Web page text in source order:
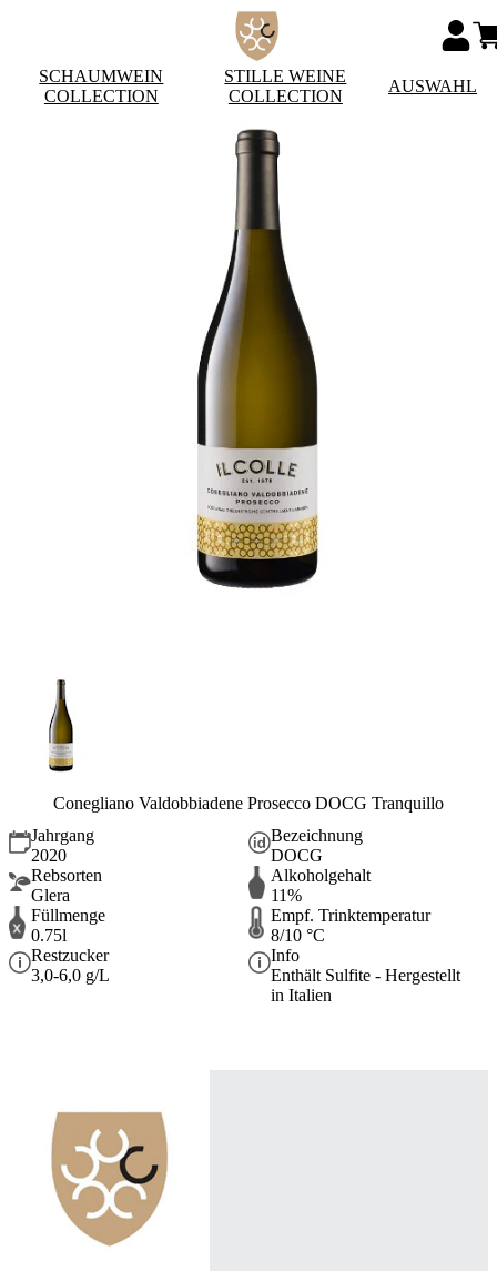
SCHAUMWEIN
COLLECTION
STILLE WEINE
COLLECTION
AUSWAHL
Conegliano Valdobbiadene Prosecco DOCG Tranquillo
Jahrgang
2020
Bezeichnung
DOCG
Rebsorten
Glera
Alkoholgehalt
11%
Füllmenge
0.75l
Empf. Trinktemperatur
8/10 °C
Restzucker
3,0-6,0 g/L
Info
Enthält Sulfite - Hergestellt
in Italien